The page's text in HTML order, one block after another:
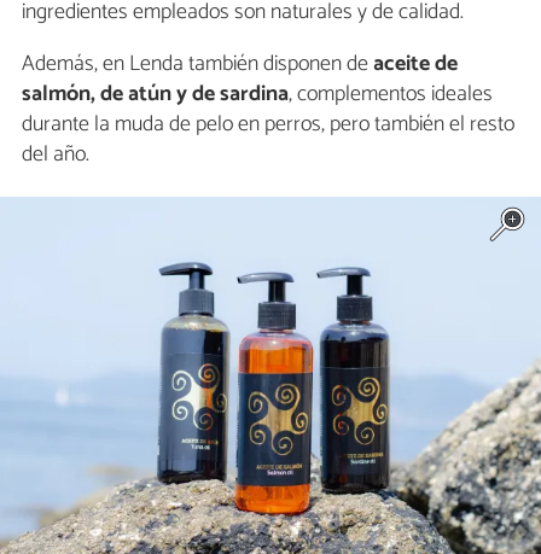
ingredientes empleados son naturales y de calidad.
Además, en Lenda también disponen deaceite de
salmón, de atún y de sardina, complementos ideales
durante la muda de pelo en perros, pero también el resto
del año.